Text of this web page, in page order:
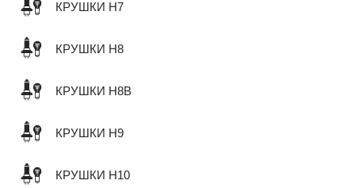
КРУШКИ H7
КРУШКИ H8
КРУШКИ H8B
КРУШКИ H9
КРУШКИ H10